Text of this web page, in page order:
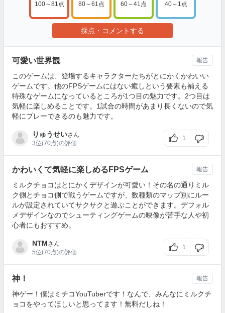
100～81点 80～61点 60～41点 40～1点
採点・コメントする
可愛い世界観
このゲームは、登場するキャラクターたちがとにかくかわいい
ゲームです。他のFPSゲームにはない癒しという要素も補える
特殊なゲームになっているところが1つ目の魅力です。2つ目は
気軽に楽しめることです。1試合の時間があまり長くないので気
軽にプレーできるのも魅力です。
りゅうせいさん
3位(70点)の評価
1
報告
かわいくて気軽に楽しめるFPSゲーム
ミルクチョコはとにかくデザインが可愛い！その名の通りミル
ク側とチョコ側で戦うゲームですが、数種類のマップ別にルー
ルが設定されていてサクサクと遊ぶことができます。デフォル
メデザインなのでシューティングゲームの映像が苦手な人や初
心者にもおすすめ。
NTMさん
5位(70点)の評価
1
報告
神！
神ゲー！僕はミチコYouTuberです！なんで、みんなにミルクチ
ョコをやってほしいと思ってます！無料だしね！
報告